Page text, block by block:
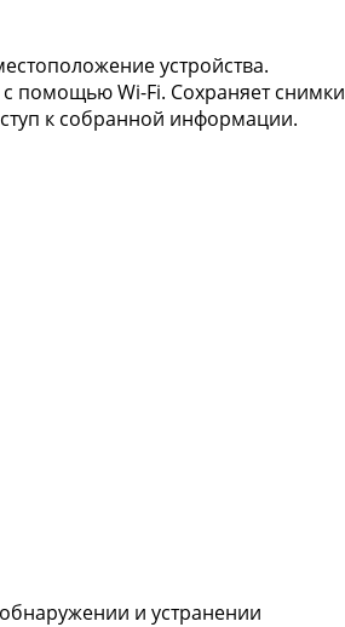
устройства.
помощью Wi-Fi. Сохраняет снимки
к собранной информации.
и устранении